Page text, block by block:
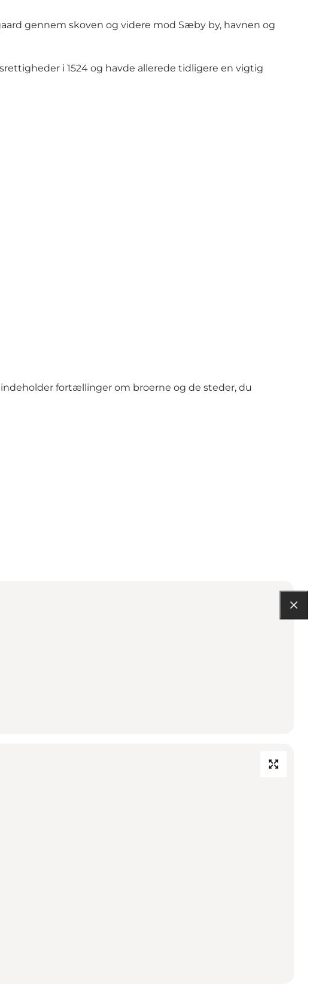
gennem skoven og videre mod Sæby by, havnen og
i 1524 og havde allerede tidligere en vigtig
fortællinger om broerne og de steder, du